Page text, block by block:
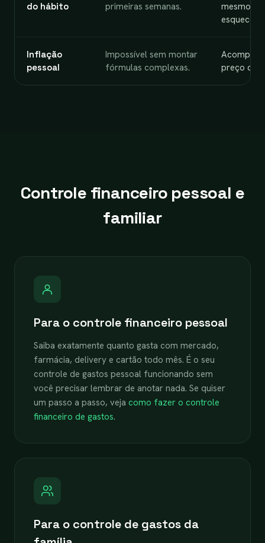
do hábito
primeiras semanas.
mesmo
esquece.
Inflação
pessoal
Impossível sem montar
fórmulas complexas.
preço do
Controle financeiro pessoal e
familiar
Para o controle financeiro pessoal
Saiba exatamente quanto gasta com mercado,
farmácia, delivery e cartão todo mês. É o seu
controle de gastos pessoal funcionando sem
você precisar lembrar de anotar nada. Se quiser
um passo a passo, veja como fazer o controle
financeiro de gastos.
Para o controle de gastos da